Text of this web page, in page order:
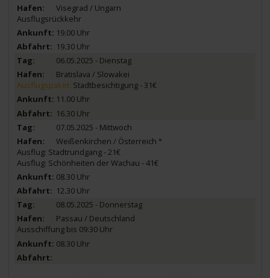
Visegrad / Ungarn
Ausflugsrückkehr
19.00 Uhr
19.30 Uhr
06.05.2025 - Dienstag
Bratislava / Slowakei
Ausflugspaket: Stadtbesichtigung - 31€
11.00 Uhr
16.30 Uhr
07.05.2025 - Mittwoch
Weißenkirchen / Österreich °
Ausflug: Stadtrundgang - 21€
Ausflug: Schönheiten der Wachau - 41€
08.30 Uhr
12.30 Uhr
08.05.2025 - Donnerstag
Passau / Deutschland
Ausschiffung bis 09:30 Uhr
08.30 Uhr